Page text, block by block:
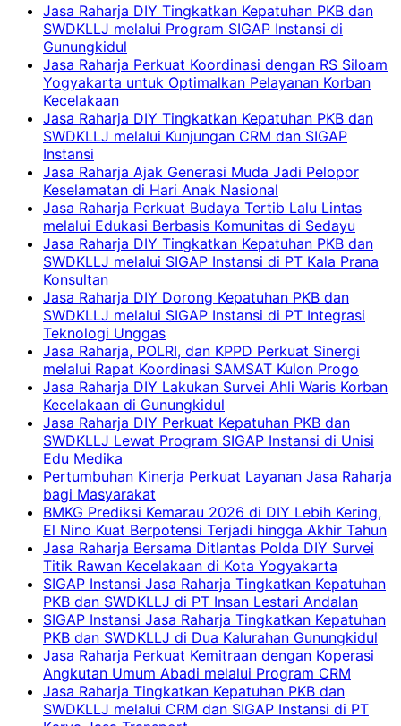
Jasa Raharja DIY Tingkatkan Kepatuhan PKB dan
SWDKLLJ melalui Program SIGAP Instansi di
Gunungkidul
Jasa Raharja Perkuat Koordinasi dengan RS Siloam
Yogyakarta untuk Optimalkan Pelayanan Korban
Kecelakaan
Jasa Raharja DIY Tingkatkan Kepatuhan PKB dan
SWDKLLJ melalui Kunjungan CRM dan SIGAP
Instansi
Jasa Raharja Ajak Generasi Muda Jadi Pelopor
Keselamatan di Hari Anak Nasional
Jasa Raharja Perkuat Budaya Tertib Lalu Lintas
melalui Edukasi Berbasis Komunitas di Sedayu
Jasa Raharja DIY Tingkatkan Kepatuhan PKB dan
SWDKLLJ melalui SIGAP Instansi di PT Kala Prana
Konsultan
Jasa Raharja DIY Dorong Kepatuhan PKB dan
SWDKLLJ melalui SIGAP Instansi di PT Integrasi
Teknologi Unggas
Jasa Raharja, POLRI, dan KPPD Perkuat Sinergi
melalui Rapat Koordinasi SAMSAT Kulon Progo
Jasa Raharja DIY Lakukan Survei Ahli Waris Korban
Kecelakaan di Gunungkidul
Jasa Raharja DIY Perkuat Kepatuhan PKB dan
SWDKLLJ Lewat Program SIGAP Instansi di Unisi
Edu Medika
Pertumbuhan Kinerja Perkuat Layanan Jasa Raharja
bagi Masyarakat
BMKG Prediksi Kemarau 2026 di DIY Lebih Kering,
El Nino Kuat Berpotensi Terjadi hingga Akhir Tahun
Jasa Raharja Bersama Ditlantas Polda DIY Survei
Titik Rawan Kecelakaan di Kota Yogyakarta
SIGAP Instansi Jasa Raharja Tingkatkan Kepatuhan
PKB dan SWDKLLJ di PT Insan Lestari Andalan
SIGAP Instansi Jasa Raharja Tingkatkan Kepatuhan
PKB dan SWDKLLJ di Dua Kalurahan Gunungkidul
Jasa Raharja Perkuat Kemitraan dengan Koperasi
Angkutan Umum Abadi melalui Program CRM
Jasa Raharja Tingkatkan Kepatuhan PKB dan
SWDKLLJ melalui CRM dan SIGAP Instansi di PT